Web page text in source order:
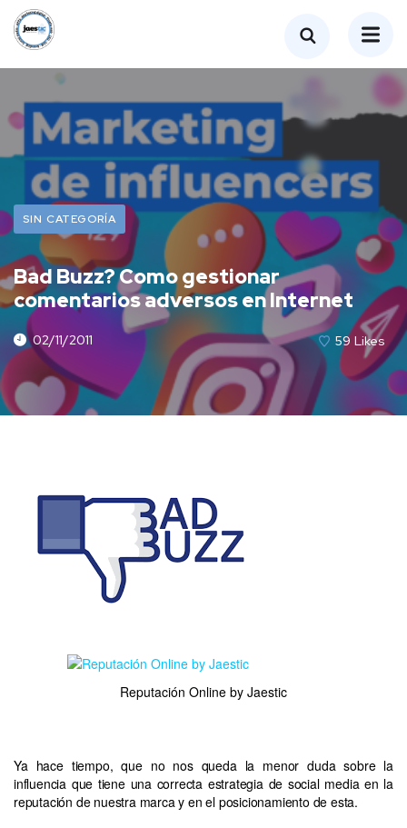
SIN CATEGORÍA
Bad Buzz? Como gestionar
comentarios adversos en Internet
02/11/2011 59 Likes
Reputación Online by Jaestic
Ya hace tiempo, que no nos queda la menor duda sobre la
influencia que tiene una correcta estrategia de social media en la
reputación de nuestra marca y en el posicionamiento de esta.